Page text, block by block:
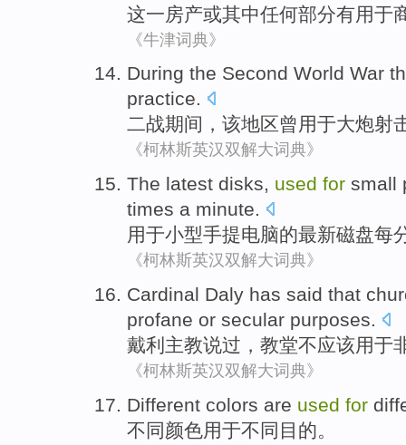
这一房产或其中任何部分有用于
《牛津词典》
During the Second World War
practice.
二战期间， 该地区曾用于大炮射
《柯林斯英汉双解大词典》
The latest disks, used for small
times a minute.
用于小型手提电脑的最新磁盘每
《柯林斯英汉双解大词典》
Cardinal Daly has said that
profane or secular purposes.
戴利 主教说过 ， 教堂不应该用于
《柯林斯英汉双解大词典》
Different colors are used for
不同颜色用于不同目的。